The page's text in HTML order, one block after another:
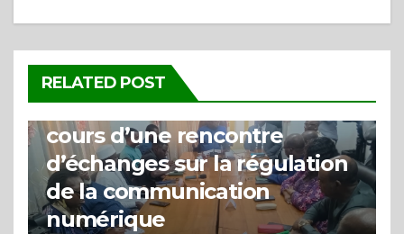
RELATED POST
La HARC clarifie la distinction
entre les types de badges au
cours d’une rencontre
d’échanges sur la régulation
de la communication
numérique